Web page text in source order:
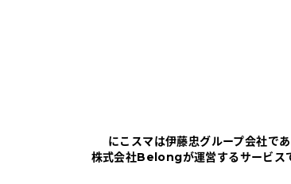
にこスマは伊藤忠グループ会社で
株式会社Belongが運営するサービス